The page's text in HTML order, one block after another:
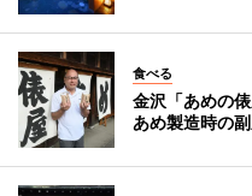
食べる
金沢「あめの
あめ製造時の